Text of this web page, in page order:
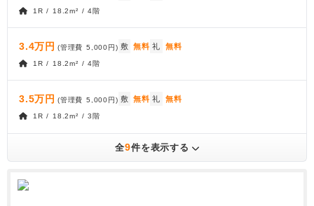
1R / 18.2m² / 4階
3.4万円 (管理費 5,000円) 敷 無料 礼 無料
1R / 18.2m² / 4階
3.5万円 (管理費 5,000円) 敷 無料 礼 無料
1R / 18.2m² / 3階
全9件を表示する